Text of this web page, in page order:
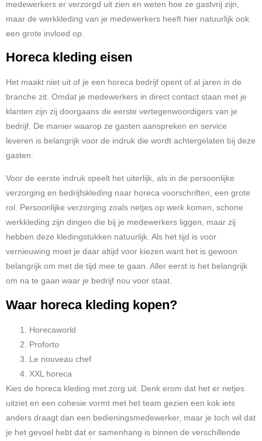
medewerkers er verzorgd uit zien en weten hoe ze gastvrij zijn,
maar de werkkleding van je medewerkers heeft hier natuurlijk ook
een grote invloed op.
Horeca kleding eisen
Het maakt niet uit of je een horeca bedrijf opent of al jaren in de
branche zit. Omdat je medewerkers in direct contact staan met je
klanten zijn zij doorgaans de eerste vertegenwoordigers van je
bedrijf. De manier waarop ze gasten aanspreken en service
leveren is belangrijk voor de indruk die wordt achtergelaten bij deze
gasten.
Voor de eerste indruk speelt het uiterlijk, als in de persoonlijke
verzorging en bedrijfskleding naar horeca voorschriften, een grote
rol. Persoonlijke verzorging zoals netjes op werk komen, schone
werkkleding zijn dingen die bij je medewerkers liggen, maar zij
hebben deze kledingstukken natuurlijk. Als het tijd is voor
vernieuwing moet je daar altijd voor kiezen want het is gewoon
belangrijk om met de tijd mee te gaan. Aller eerst is het belangrijk
om na te gaan waar je bedrijf nou voor staat.
Waar horeca kleding kopen?
Horecaworld
Proforto
Le nouveau chef
XXL horeca
Kies de horeca kleding met zorg uit. Denk erom dat het er netjes
uitziet en een cohesie vormt met het team gezien een kok iets
anders draagt dan een bedieningsmedewerker, maar je toch wil dat
je het gevoel hebt dat er samenhang is binnen de verschillende